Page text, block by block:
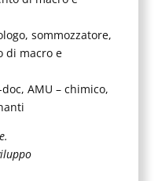
sommozzatore,
di macro e
doc, AMU – chimico,